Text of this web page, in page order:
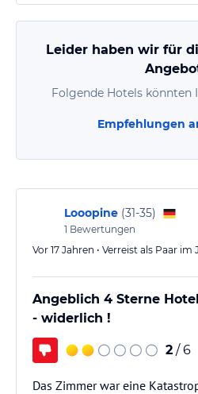
Leider haben wir für
Folgende Hotels könnten
Empfehlungen
Looopine (31-35)
1 Bewertungen
Vor 17 Jahren • Verreist als Paar im
Angeblich 4 Sterne
- widerlich !
2 / 6
Das Zimmer war eine